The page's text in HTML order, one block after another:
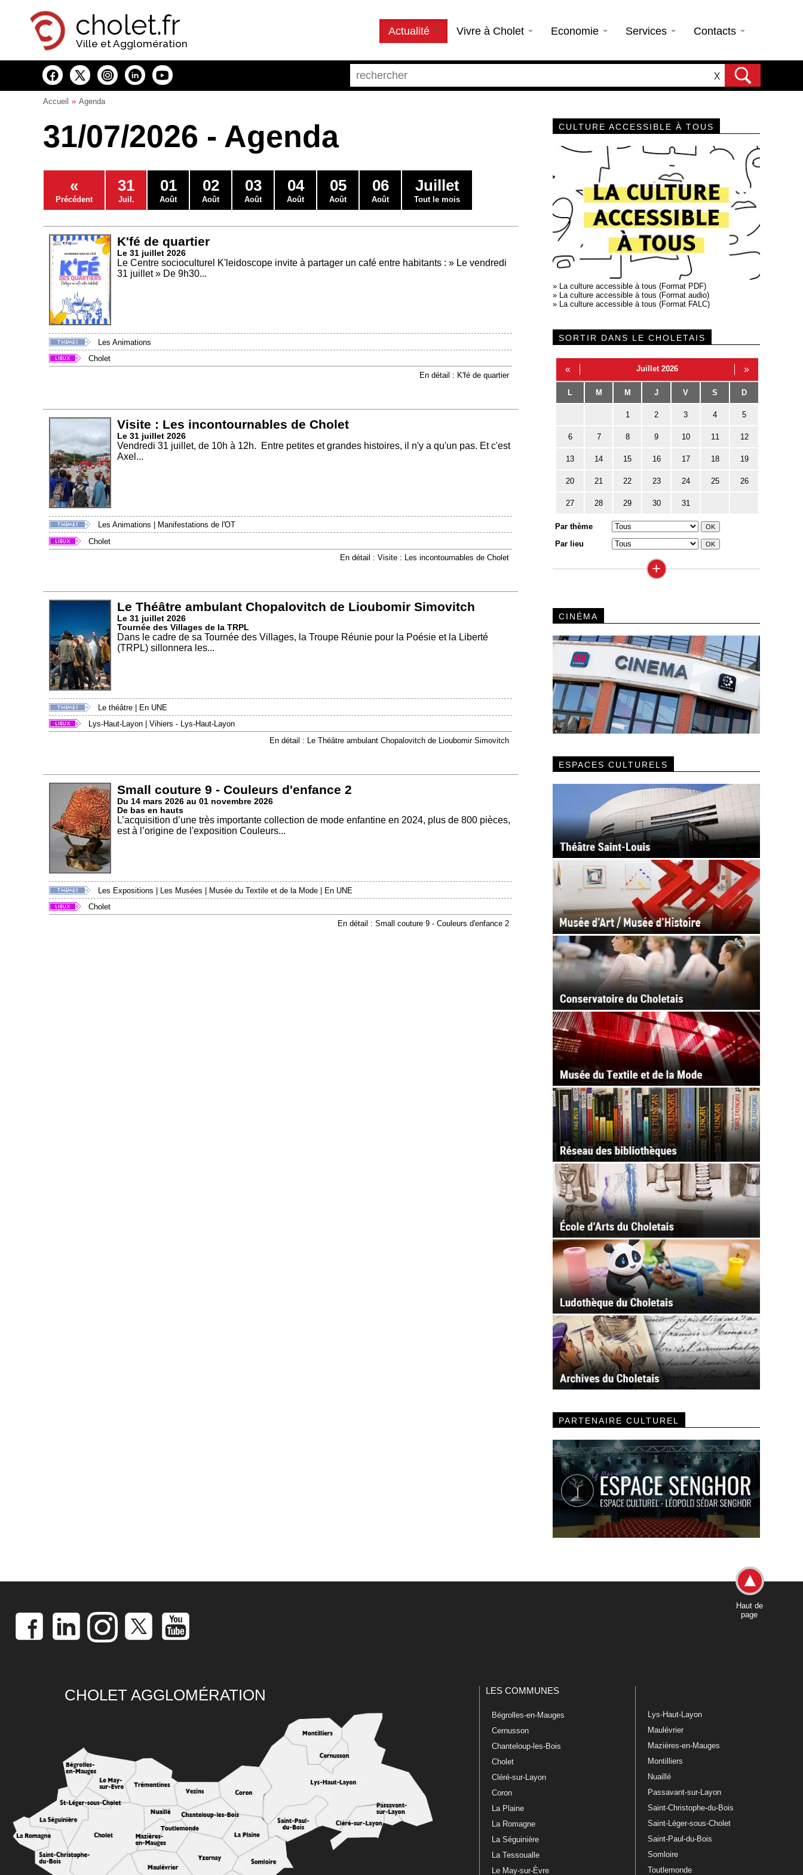
cholet.fr
Ville et Agglomération
Actualité Vivre à Cholet Economie Services Contacts
X
Accueil Agenda
31/07/2026 - Agenda
«
Précédent
31
Juil.
01
Août
02
Août
03
Août
04
Août
05
Août
06
Août
Juillet
Tout le mois
K'fé de quartier
Le 31 juillet 2026
Le Centre socioculturel K'leidoscope invite à partager un café entre habitants : » Le vendredi
31 juillet » De 9h30...
Les Animations
Cholet
En détail : K'fé de quartier
Visite : Les incontournables de Cholet
Le 31 juillet 2026
Vendredi 31 juillet, de 10h à 12h. Entre petites et grandes histoires, il n'y a qu'un pas. Et c'est
Axel...
Les Animations
Manifestations de l'OT
Cholet
En détail : Visite : Les incontournables de Cholet
Le Théâtre ambulant Chopalovitch de Lioubomir Simovitch
Le 31 juillet 2026
Tournée des Villages de la TRPL
Dans le cadre de sa Tournée des Villages, la Troupe Réunie pour la Poésie et la Liberté
(TRPL) sillonnera les...
Le théâtre
En UNE
Lys-Haut-Layon
Vihiers - Lys-Haut-Layon
En détail : Le Théâtre ambulant Chopalovitch de Lioubomir Simovitch
Small couture 9 - Couleurs d'enfance 2
Du 14 mars 2026 au 01 novembre 2026
De bas en hauts
L’acquisition d’une très importante collection de mode enfantine en 2024, plus de 800 pièces,
est à l’origine de l'exposition Couleurs...
Les Expositions | Les Musées | Musée du Textile et de la Mode | En UNE
Cholet
En détail : Small couture 9 - Couleurs d'enfance 2
CULTURE ACCESSIBLE À TOUS
» La culture accessible à tous (Format PDF)
» La culture accessible à tous (Format audio)
» La culture accessible à tous (Format FALC)
SORTIR DANS LE CHOLETAIS
« Juillet 2026 »
L M M J V S D
1 2 3 4 5
6 7 8 9 10 11 12
13 14 15 16 17 18 19
20 21 22 23 24 25 26
27 28 29 30 31
Par thème
Par lieu
+
CINÉMA
ESPACES CULTURELS
PARTENAIRE CULTUREL
Haut de
page
CHOLET AGGLOMÉRATION LES COMMUNES
Bégrolles-en-Mauges
Cernusson
Chanteloup-les-Bois
Cholet
Cléré-sur-Layon
Coron
La Plaine
La Romagne
La Séguinière
La Tessoualle
Le May-sur-Èvre
Lys-Haut-Layon
Maulévrier
Mazières-en-Mauges
Montilliers
Nuaillé
Passavant-sur-Layon
Saint-Christophe-du-Bois
Saint-Léger-sous-Cholet
Saint-Paul-du-Bois
Somloire
Toutlemonde